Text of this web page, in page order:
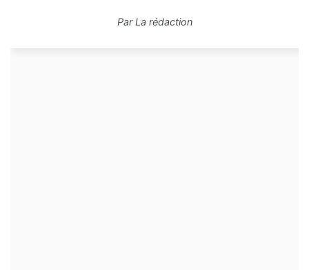
ParLa rédaction